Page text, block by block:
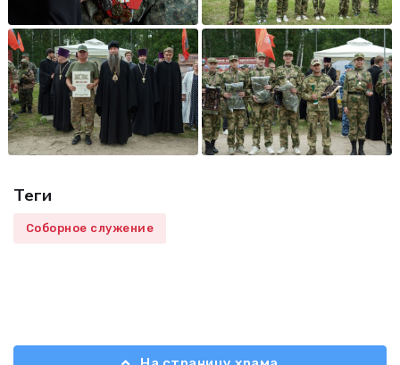
Теги
Соборное служение